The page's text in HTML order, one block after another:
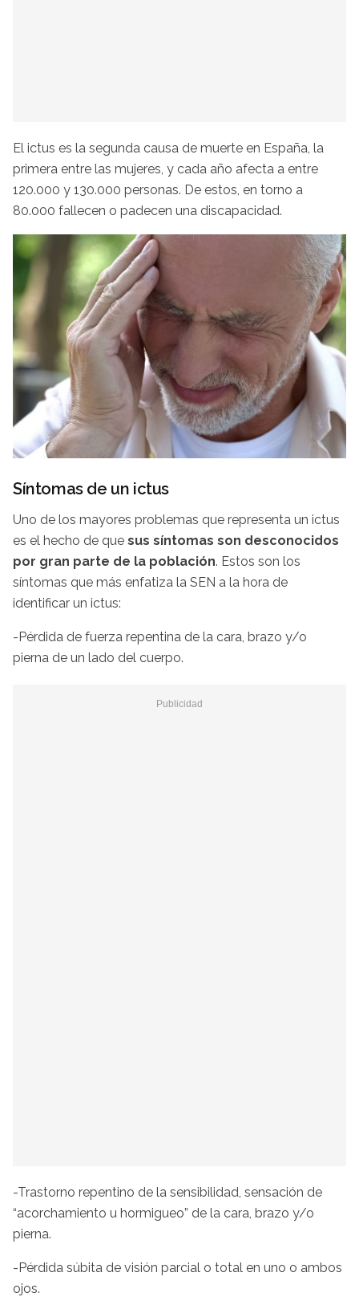
El ictus es la segunda causa de muerte en España, la
primera entre las mujeres, y cada año afecta a entre
120.000 y 130.000 personas. De estos, en torno a
80.000 fallecen o padecen una discapacidad.
Síntomas de un ictus
Uno de los mayores problemas que representa un ictus
es el hecho de que sus síntomas son desconocidos
por gran parte de la población. Estos son los
síntomas que más enfatiza la SEN a la hora de
identificar un ictus:
-Pérdida de fuerza repentina de la cara, brazo y/o
pierna de un lado del cuerpo.
-Trastorno repentino de la sensibilidad, sensación de
“acorchamiento u hormigueo” de la cara, brazo y/o
pierna.
-Pérdida súbita de visión parcial o total en uno o ambos
ojos.